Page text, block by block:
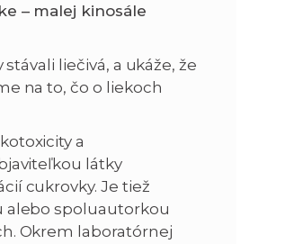
– malej kinosále
liečivá, a ukáže, že
na to, čo o liekoch
a
látky
cukrovky. Je tiež
alebo spoluautorkou
Okrem laboratórnej